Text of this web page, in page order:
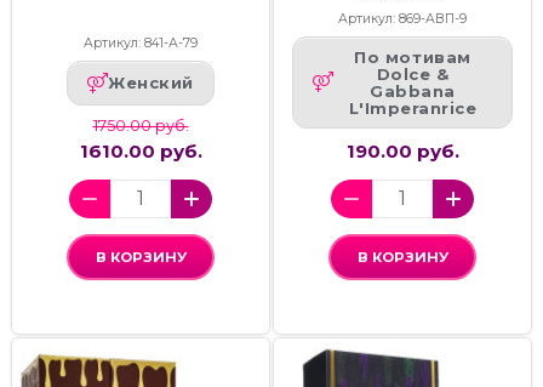
Артикул: 841-А-79
Женский
1750.00 руб.
1610.00 руб.
В КОРЗИНУ
Артикул: 869-АВП-9
По мотивам
Dolce &
Gabbana
L'Imperanrice
190.00 руб.
В КОРЗИНУ